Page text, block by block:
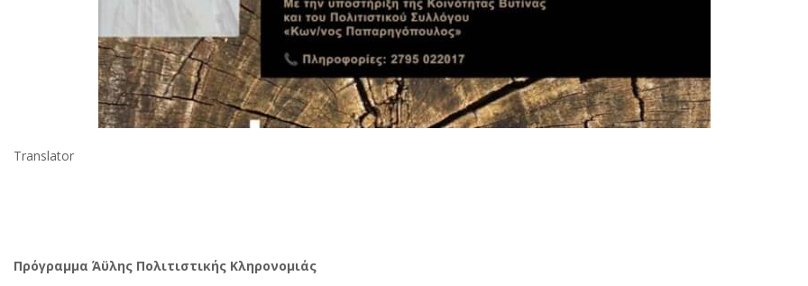
Translator
Πρόγραμμα Άϋλης Πολιτιστικής Κληρονομιάς